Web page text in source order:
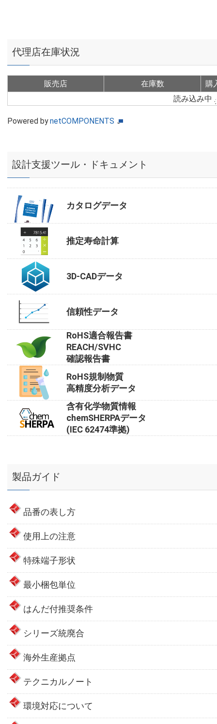
代理店在庫状況
販売店 在庫数
購
読み込み中
Powered bynetCOMPONENTS
設計支援ツール・ドキュメント
カタログデータ
推定寿命計算
3D-CADデータ
信頼性データ
RoHS適合報告書
REACH/SVHC
確認報告書
RoHS規制物質
高精度分析データ
含有化学物質情報
chemSHERPAデータ
(IEC 62474準拠)
製品ガイド
品番の表し方
使用上の注意
特殊端子形状
最小梱包単位
はんだ付推奨条件
シリーズ統廃合
海外生産拠点
テクニカルノート
環境対応について